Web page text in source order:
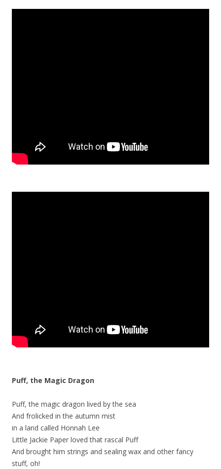
Puff, the Magic Dragon
Puff, the magic dragon lived by the sea
And frolicked in the autumn mist
in a land called Honnah Lee
Little Jackie Paper loved that rascal Puff
And brought him strings and sealing wax and other fancy
stuff, oh!